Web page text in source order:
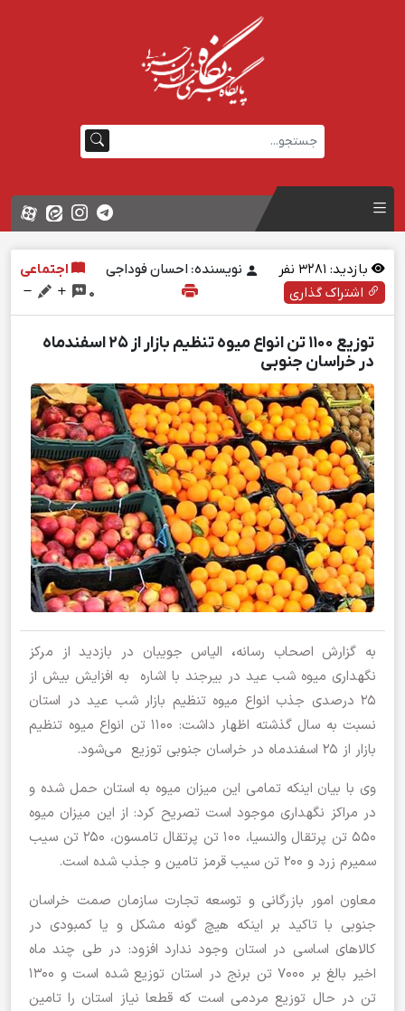
بازدید: نفر نویسنده: احسان فوداجی
اجتماعی
اشتراک گذاری
0
توزیع ۱۱۰۰ تن انواع میوه تنظیم بازار از ۲۵ اسفندماه
در خراسان جنوبی
به گزارش اصحاب رسانه، الیاس جویبان در بازدید از مرکز
نگهداری میوه شب عید در بیرجند با اشاره به افزایش بیش از
25 درصدی جذب انواع میوه تنظیم بازار شب عید در استان
نسبت به سال گذشته اظهار داشت: 1100 تن انواع میوه تنظیم
بازار از 25 اسفندماه در خراسان جنوبی توزیع می‌شود.
وی با بیان اینکه تمامی این میزان میوه به استان حمل شده و
در مراکز نگهداری موجود است تصریح کرد: از این میزان میوه
550 تن پرتقال والنسیا، 100 تن پرتقال تامسون، 250 تن سیب
سمیرم زرد و 200 تن سیب قرمز تامین و جذب شده است.
معاون امور بازرگانی و توسعه تجارت سازمان صمت خراسان
جنوبی با تاکید بر اینکه هیچ گونه مشکل و یا کمبودی در
کالاهای اساسی در استان وجود ندارد افزود: در طی چند ماه
اخیر بالغ بر 7000 تن برنج در استان توزیع شده است و 1300
تن در حال توزیع مردمی است که قطعا نیاز استان را تامین